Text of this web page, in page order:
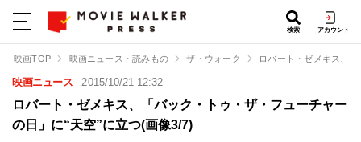
検索 アカウント
映画TOP 映画ニュース・読みもの ザ・ウォーク ロバート・ゼメキス、
映画ニュース 2015/10/21 12:32
ロバート・ゼメキス、「バック・トゥ・ザ・フューチャー
の日」に“天空”に立つ(画像3/7)